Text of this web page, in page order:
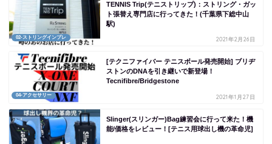
02-ストリングインプレ
TENNIS Trip(テニストリップ)：ストリング・ガッ
ト張替え専門店に行ってきた！(千葉県下総中山
駅)
2021年2月26日
04-アクセサリー
[テクニファイバー テニスボール発売開始] ブリヂ
ストンのDNAを引き継いで新登場！
Tecnifibre/Bridgestone
2021年1月27日
Slinger(スリンガー)Bag練習会に行って来た！機
能/価格をレビュー！[テニス用球出し機の革命児]